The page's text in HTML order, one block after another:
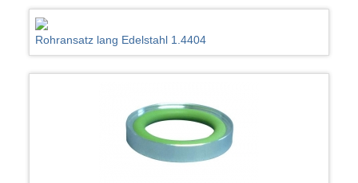
Rohransatz lang Edelstahl 1.4404